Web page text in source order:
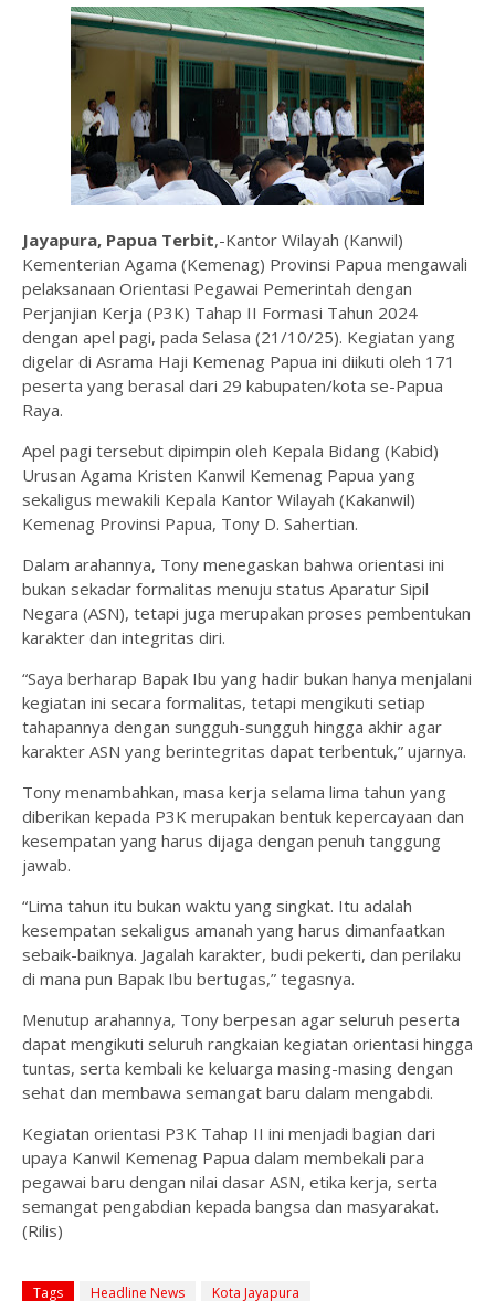
Jayapura, Papua Terbit,-Kantor Wilayah (Kanwil)
Kementerian Agama (Kemenag) Provinsi Papua mengawali
pelaksanaan Orientasi Pegawai Pemerintah dengan
Perjanjian Kerja (P3K) Tahap II Formasi Tahun 2024
dengan apel pagi, pada Selasa (21/10/25). Kegiatan yang
digelar di Asrama Haji Kemenag Papua ini diikuti oleh 171
peserta yang berasal dari 29 kabupaten/kota se-Papua
Raya.
Apel pagi tersebut dipimpin oleh Kepala Bidang (Kabid)
Urusan Agama Kristen Kanwil Kemenag Papua yang
sekaligus mewakili Kepala Kantor Wilayah (Kakanwil)
Kemenag Provinsi Papua, Tony D. Sahertian.
Dalam arahannya, Tony menegaskan bahwa orientasi ini
bukan sekadar formalitas menuju status Aparatur Sipil
Negara (ASN), tetapi juga merupakan proses pembentukan
karakter dan integritas diri.
“Saya berharap Bapak Ibu yang hadir bukan hanya menjalani
kegiatan ini secara formalitas, tetapi mengikuti setiap
tahapannya dengan sungguh-sungguh hingga akhir agar
karakter ASN yang berintegritas dapat terbentuk,” ujarnya.
Tony menambahkan, masa kerja selama lima tahun yang
diberikan kepada P3K merupakan bentuk kepercayaan dan
kesempatan yang harus dijaga dengan penuh tanggung
jawab.
“Lima tahun itu bukan waktu yang singkat. Itu adalah
kesempatan sekaligus amanah yang harus dimanfaatkan
sebaik-baiknya. Jagalah karakter, budi pekerti, dan perilaku
di mana pun Bapak Ibu bertugas,” tegasnya.
Menutup arahannya, Tony berpesan agar seluruh peserta
dapat mengikuti seluruh rangkaian kegiatan orientasi hingga
tuntas, serta kembali ke keluarga masing-masing dengan
sehat dan membawa semangat baru dalam mengabdi.
Kegiatan orientasi P3K Tahap II ini menjadi bagian dari
upaya Kanwil Kemenag Papua dalam membekali para
pegawai baru dengan nilai dasar ASN, etika kerja, serta
semangat pengabdian kepada bangsa dan masyarakat.
(Rilis)
Tags Headline News Kota Jayapura